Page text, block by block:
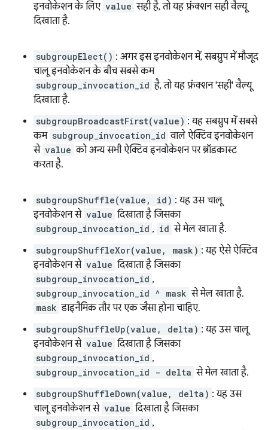
इनवोकेशन के लिए value सही है, तो यह फ़ंक्शन सही वैल्यू
दिखाता है.
subgroupElect() : अगर इस इनवोकेशन में, सबग्रुप में मौजूद
चालू इनवोकेशन के बीच सबसे कम
subgroup_invocation_id है, तो यह फ़ंक्शन 'सही' वैल्यू
दिखाता है.
subgroupBroadcastFirst(value) : यह सबग्रुप में सबसे
कम subgroup_invocation_id वाले ऐक्टिव इनवोकेशन
से value को अन्य सभी ऐक्टिव इनवोकेशन पर ब्रॉडकास्ट
करता है.
subgroupShuffle(value, id) : यह उस चालू
इनवोकेशन से value दिखाता है जिसका
subgroup_invocation_id , id से मेल खाता है.
subgroupShuffleXor(value, mask) : यह ऐसे ऐक्टिव
इनवोकेशन से value दिखाता है जिसका
subgroup_invocation_id ,
subgroup_invocation_id ^ mask से मेल खाता है.
mask डाइनैमिक तौर पर एक जैसा होना चाहिए.
subgroupShuffleUp(value, delta) : यह उस चालू
इनवोकेशन से value दिखाता है जिसका
subgroup_invocation_id ,
subgroup_invocation_id - delta से मेल खाता है.
subgroupShuffleDown(value, delta) : यह उस
चालू इनवोकेशन से value दिखाता है जिसका
subgroup_invocation_id ,